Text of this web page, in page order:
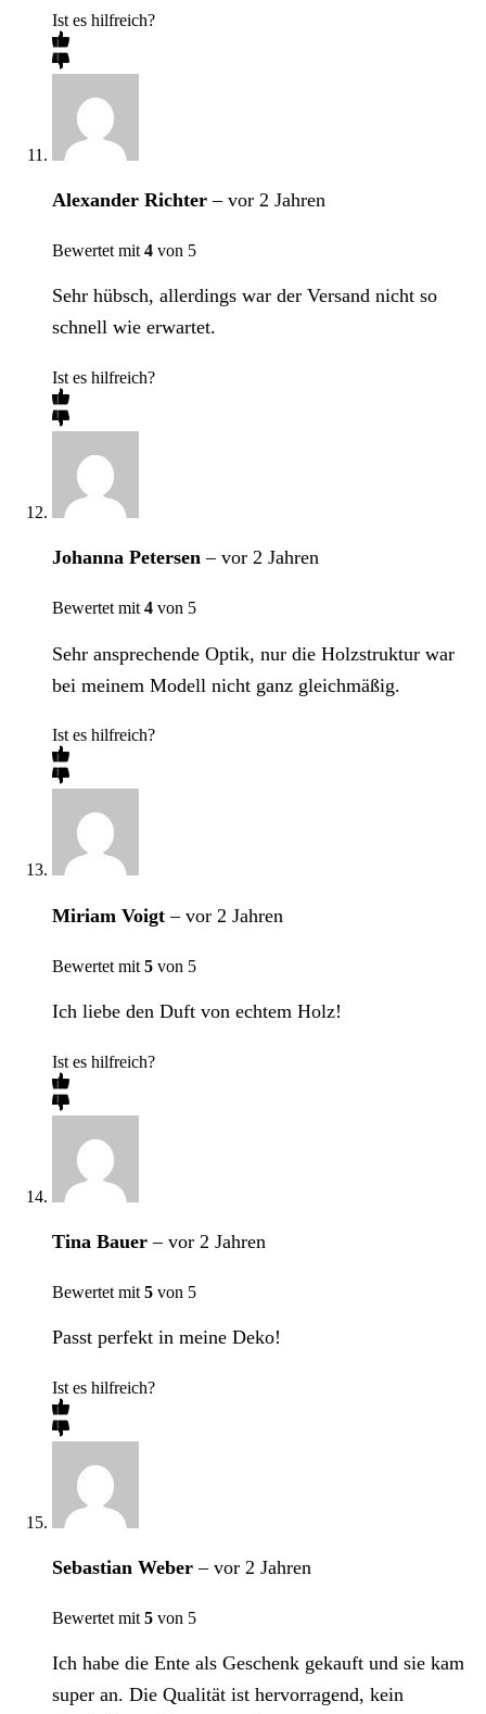
Ist es hilfreich?
Alexander Richter– vor 2 Jahren
Bewertet mit 4 von 5
Sehr hübsch, allerdings war der Versand nicht so
schnell wie erwartet.
Ist es hilfreich?
Johanna Petersen– vor 2 Jahren
Bewertet mit 4 von 5
Sehr ansprechende Optik, nur die Holzstruktur war
bei meinem Modell nicht ganz gleichmäßig.
Ist es hilfreich?
Miriam Voigt– vor 2 Jahren
Bewertet mit 5 von 5
Ich liebe den Duft von echtem Holz!
Ist es hilfreich?
Tina Bauer– vor 2 Jahren
Bewertet mit 5 von 5
Passt perfekt in meine Deko!
Ist es hilfreich?
Sebastian Weber– vor 2 Jahren
Bewertet mit 5 von 5
Ich habe die Ente als Geschenk gekauft und sie kam
super an. Die Qualität ist hervorragend, kein